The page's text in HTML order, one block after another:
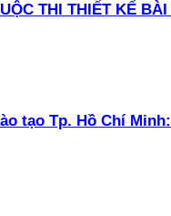
THI THIẾT KẾ
tạo Tp. Hồ Chí Minh: